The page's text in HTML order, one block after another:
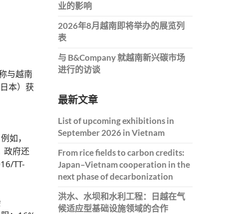
与越南
本）获
如，
政府还
TT-
业的影响
2026年8月越南即将举办的展览列
表
与 B&Company 就越南新兴碳市场
进行的访谈
最新文章
List of upcoming exhibitions in
September 2026 in Vietnam
From rice fields to carbon credits:
Japan–Vietnam cooperation in the
next phase of decarbonization
洪水、水坝和水利工程：日越在气
候适应型基础设施领域的合作